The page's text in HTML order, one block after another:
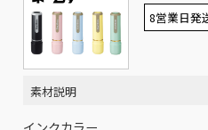
8営業日発
素材説明